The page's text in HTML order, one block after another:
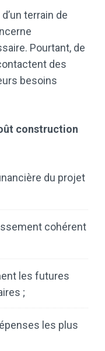
terrain de
Pourtant, de
des
besoins
construction
du projet
cohérent
les futures
;
les plus